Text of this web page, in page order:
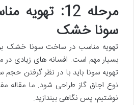
مرحله 12:
سونا خشک
تهویه مناسب در ساخت سونا خشک
بسیار مهم است. افسانه های زیادی در
تهویه سونا باید با در نظر گرفتن
نوع اجاق گاز طراحی شود. ما مقاله
نوشتیم، پس نگاهی بیندازید.